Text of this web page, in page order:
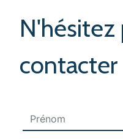
N'hésitez
contacter